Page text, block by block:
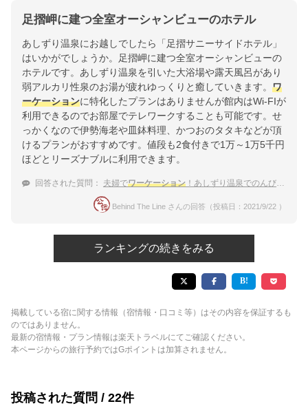
足摺岬に建つ全室オーシャンビューのホテル
あしずり温泉にお越しでしたら「足摺サニーサイドホテル」
はいかがでしょうか。足摺岬に建つ全室オーシャンビューの
ホテルです。あしずり温泉を引いた大浴場や露天風呂があり
弱アルカリ性泉のお湯が疲れゆっくりと癒していきます。 ワ
ーケーションに特化したプランはありませんが館内はWi-FIが
利用できるのでお部屋でテレワークすることも可能です。せ
っかくなので伊勢海老や皿鉢料理、かつおのタタキなどが頂
けるプランがおすすめです。値段も2食付きで1万～1万5千円
ほどとリーズナブルに利用できます。
回答された質問： 夫婦でワーケーション ！あしずり温泉でのんびりできる宿
Behind The Line さんの回答（投稿日：2021/9/22 ）
ランキングの続きをみる
掲載している宿に関する情報（宿情報・口コミ等）はその内容を保証するも
のではありません。
最新の宿情報・プラン情報は楽天トラベルにてご確認ください。
本ページからの旅行予約ではGポイントは加算されません。
投稿された質問 / 22件